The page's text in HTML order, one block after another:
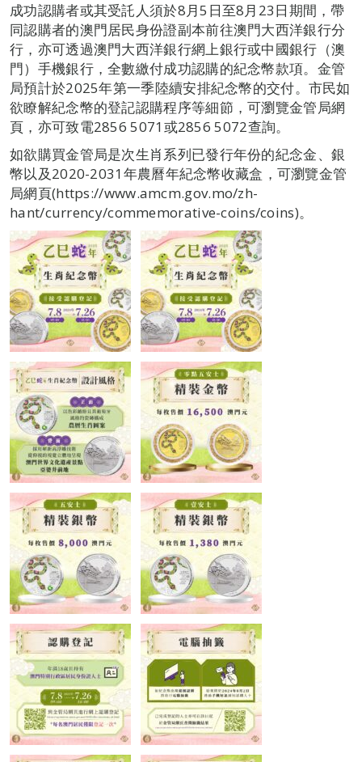
成功認購者或其受託人須於8月5日至8月23日期間，帶
同認購者的澳門居民身份證副本前往澳門大西洋銀行分
行，亦可透過澳門大西洋銀行網上銀行或中國銀行（澳
門）手機銀行，全數繳付成功認購的紀念幣款項。金管
局預計於2025年第一季陸續安排紀念幣的交付。市民如
欲瞭解紀念幣的登記認購程序等細節，可瀏覽金管局網
頁，亦可致電2856 5071或2856 5072查詢。
如欲購買金管局是次生肖系列已發行年份的紀念金、銀
幣以及2020-2031年農曆年紀念幣收藏盒，可瀏覽金管
局網頁(https://www.amcm.gov.mo/zh-
hant/currency/commemorative-coins/coins)。